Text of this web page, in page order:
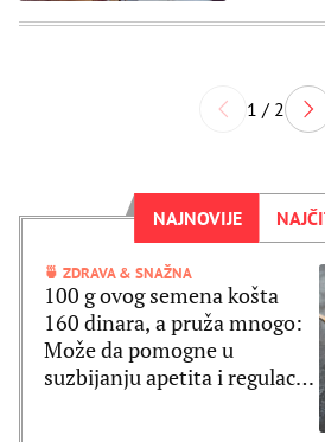
1 / 2
NAJNOVIJE
🍵 ZDRAVA & SNAŽNA
100 g ovog semena košta
160 dinara, a pruža mnogo:
Može da pomogne u
suzbijanju apetita i regulaciji